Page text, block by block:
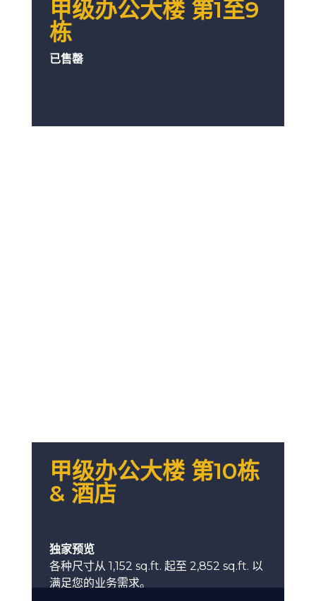
甲级办公大楼 第1至9
栋
已售罄
甲级办公大楼 第10栋
& 酒店
独家预览
各种尺寸从 1,152 sq.ft. 起至 2,852 sq.ft. 以
满足您的业务需求。